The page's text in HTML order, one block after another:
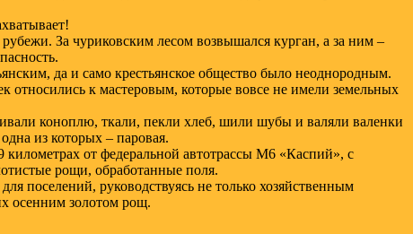
За чуриковским лесом возвышался курган, а за ним –
да и само крестьянское общество было неоднородным.
относились к мастеровым, которые вовсе не имели земельных
коноплю, ткали, пекли хлеб, шили шубы и валяли валенки
из которых – паровая.
от федеральной автотрассы М6 «Каспий», с
рощи, обработанные поля.
поселений, руководствуясь не только хозяйственным
осенним золотом рощ.